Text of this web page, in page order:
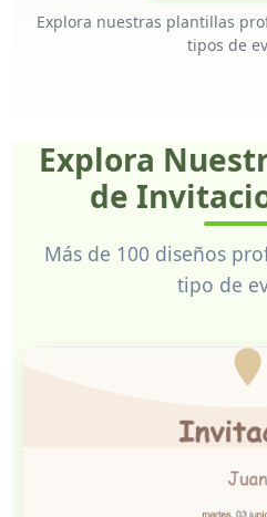
Explora nuestras plantillas
tipos de
Explora
de
Más de 100 diseños
tipo de